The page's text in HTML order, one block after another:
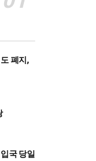
폐지,
국 당일